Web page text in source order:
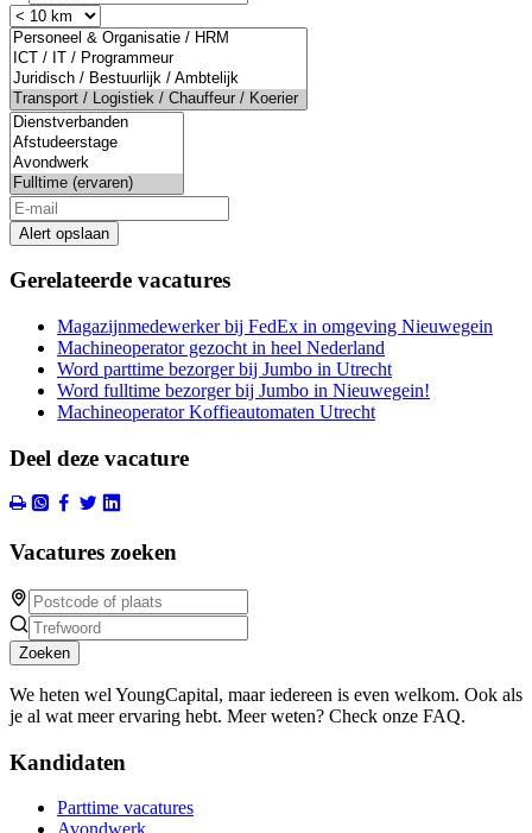
Alert opslaan
Gerelateerde vacatures
Magazijnmedewerker bij FedEx in omgeving Nieuwegein
Machineoperator gezocht in heel Nederland
Word parttime bezorger bij Jumbo in Utrecht
Word fulltime bezorger bij Jumbo in Nieuwegein!
Machineoperator Koffieautomaten Utrecht
Deel deze vacature
Vacatures zoeken
Zoeken
We heten wel YoungCapital, maar iedereen is even welkom. Ook als
je al wat meer ervaring hebt. Meer weten? Check onze FAQ.
Kandidaten
Parttime vacatures